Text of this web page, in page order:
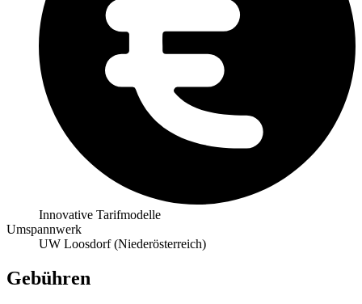
Innovative Tarifmodelle
Umspannwerk
UW Loosdorf (Niederösterreich)
Gebühren